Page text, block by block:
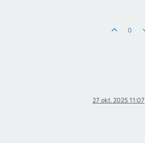
0
27 okt. 2025 11:07